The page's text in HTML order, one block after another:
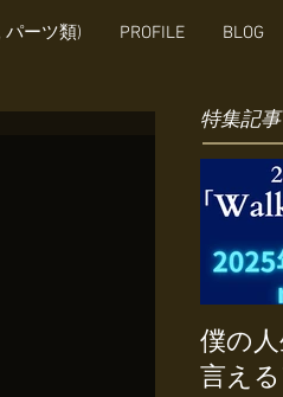
パーツ類) PROFILE BLOG
特集記事
僕の
言え